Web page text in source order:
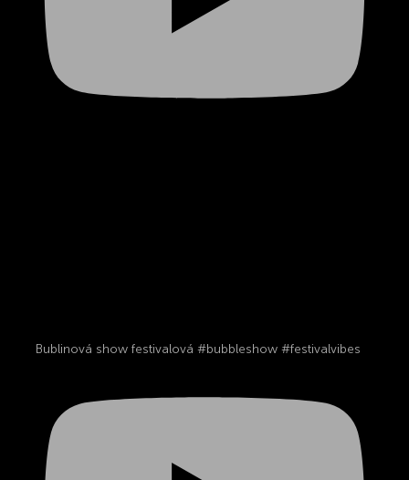
Bublinová show festivalová #bubbleshow #festivalvibes